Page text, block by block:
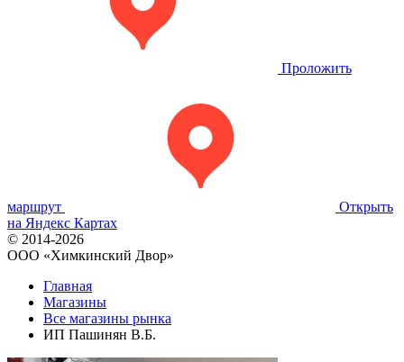
Проложить
маршрут
Открыть
на Яндекс Картах
© 2014-2026
OOO «Химкинский Двор»
Главная
Магазины
Все магазины рынка
ИП Пашинян В.Б.